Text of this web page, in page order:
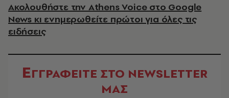
Ακολουθήστε την Athens Voice στο Google
News κι ενημερωθείτε πρώτοι για όλες τις
ειδήσεις
ΕΓΓΡΑΦΕΙΤΕ ΣΤΟ NEWSLETTER
ΜΑΣ